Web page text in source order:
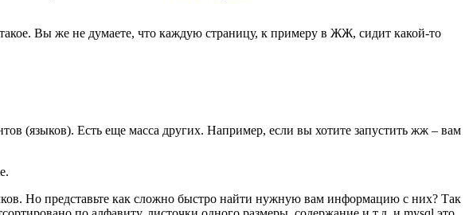
Вы же не думаете, что каждую страницу, к примеру в ЖЖ, сидит какой-то
(языков). Есть еще масса других. Например, если вы хотите запустить жж – вам
Но представьте как сложно быстро найти нужную вам информацию с них? Так